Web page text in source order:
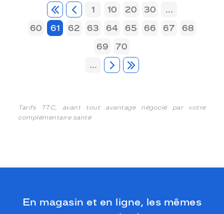
1 10 20 30
...
60
61 62 63 64 65 66 67
68
69
70
...
Tarifs TTC, avant tout avantage négocié par votre
complémentaire santé
En magasin et en ligne, les mêmes